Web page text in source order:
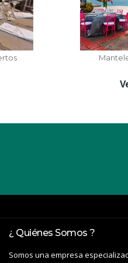
¿ Quiénes Somos ?
Somos una empresa